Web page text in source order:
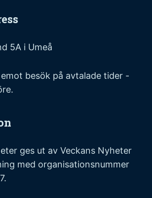
5A i Umeå
besök på avtalade tider -
ges ut av Veckans Nyheter
med organisationsnummer